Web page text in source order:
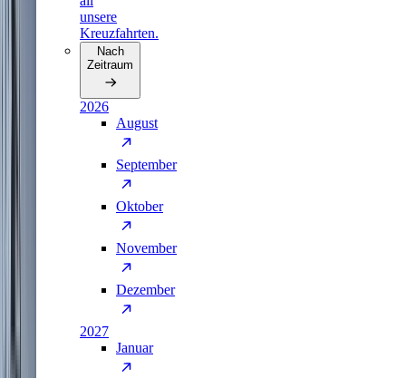
unsere
Kreuzfahrten.
Nach
Zeitraum
2026
August
September
Oktober
November
Dezember
2027
Januar